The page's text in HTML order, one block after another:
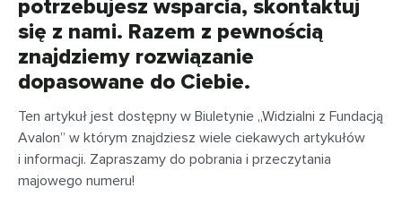
potrzebujesz wsparcia, skontaktuj
się z nami. Razem z pewnością
znajdziemy rozwiązanie
dopasowane do Ciebie.
Ten artykuł jest dostępny w Biuletynie „Widzialni z Fundacją
Avalon” w którym znajdziesz wiele ciekawych artykułów
i informacji. Zapraszamy do pobrania i przeczytania
majowego numeru!